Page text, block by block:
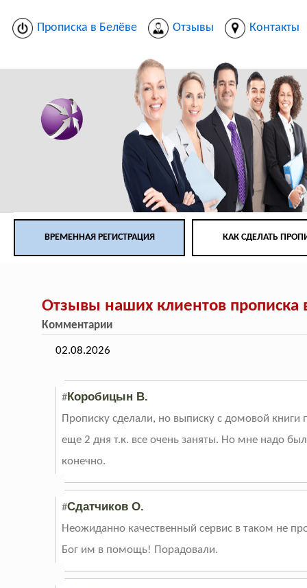
Прописка в Белёве Отзывы Контакты
ВРЕМЕННАЯ РЕГИСТРАЦИЯ КАК СДЕЛАТЬ
Отзывы наших клиентов прописка
Комментарии
02.08.2026
#Коробицын В.
Прописку сделали, но выписку с домовой
еще 2 дня т.к. все очень заняты. Но мне надо
конечно.
#Сдатчиков О.
Неожиданно качественный сервис в таком не
Бог им в помощь! Порадовали.